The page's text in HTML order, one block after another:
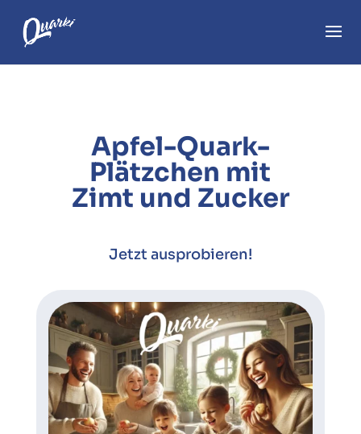
Apfel-Quark-
Plätzchen mit
Zimt und Zucker
Jetzt ausprobieren!